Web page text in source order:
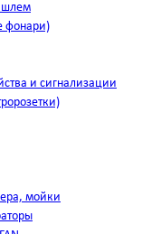
шлем
фонари)
и сигнализации
мойки